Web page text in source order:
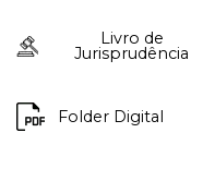
Livro de
Jurisprudência
Folder Digital